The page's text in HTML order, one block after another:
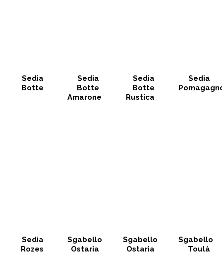
Sedia
Botte
Sedia
Botte
Amarone
Sedia
Botte
Rustica
Sedia
Sedia
Rozes
Sgabello
Ostaria
Sgabello
Ostaria
Sgabello
Toulà